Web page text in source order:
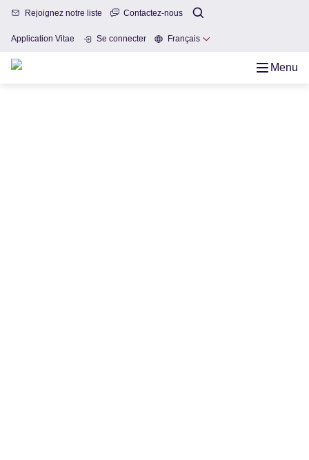
Rejoignez notre liste Contactez-nous
Application Vitae Se connecter Français
Menu